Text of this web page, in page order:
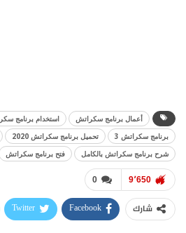
أعمال برنامج سكراتش
استخدام برنامج
برنامج سكراتش 3
تحميل برنامج سكراتش 2020
شرح برنامج سكراتش بالكامل
فتح برنامج سكراتش
0 9٬650
شارك Facebook
Twitter